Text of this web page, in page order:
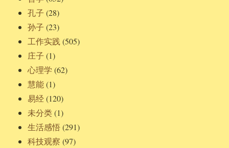
孔子 (28)
孙子 (23)
工作实践 (505)
庄子 (1)
心理学 (62)
慧能(1)
易经(120)
未分类(1)
生活感悟(291)
科技观察 (97)